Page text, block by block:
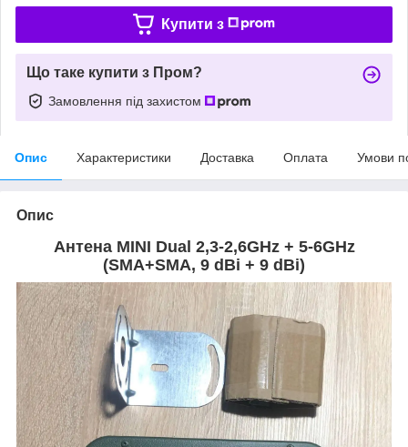
Купити з
Що таке купити з Пром?
Замовлення під захистом
Опис Характеристики Доставка Оплата Умови
Опис
Антена MINI Dual 2,3-2,6GHz + 5-6GHz
(SMA+SMA, 9 dBi + 9 dBi)